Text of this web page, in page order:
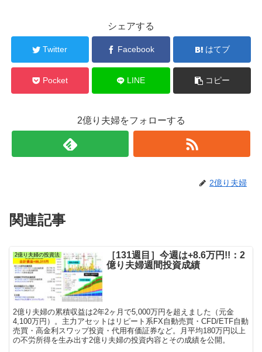
シェアする
Twitter Facebook はてブ
Pocket LINE コピー
2億り夫婦をフォローする
2億り夫婦
関連記事
2億り夫婦の投資法
［131週目］今週は+8.6万円!!：2
億り夫婦週間投資成績
2億り夫婦の累積収益は2年2ヶ月で5,000万円を超えました（元金
4,100万円）。主力アセットはリピート系FX自動売買・CFD/ETF自動
売買・高金利スワップ投資・代用有価証券など。月平均180万円以上
の不労所得を生み出す2億り夫婦の投資内容とその成績を公開。